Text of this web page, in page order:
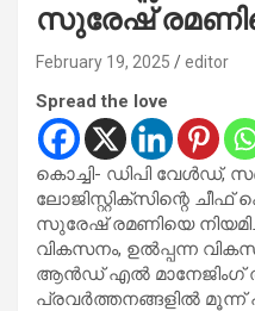
സുരേഷ്
February 19, 2025 editor
Spread the love
കൊച്ചി- ഡിപി വേള്‍ഡ്,
ലോജിസ്റ്റിക്സിന്റെ
സുരേഷ് രമണിയെ
വികസനം, ഉല്‍പ്പന്ന
ആന്‍ഡ് എല്‍ മാനേജിംഗ്
പ്രവര്‍ത്തനങ്ങളില്‍ മൂന്ന്